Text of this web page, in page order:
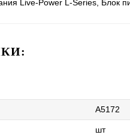
Live-Power L-Series, Блок
A5172
шт